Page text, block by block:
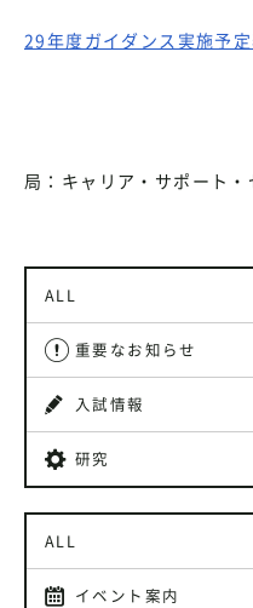
29年度ガイダンス実施予
作成
局：キャリア・サポート・
ALL
重要なお知らせ
入試情報
研究
ALL
イベント案内